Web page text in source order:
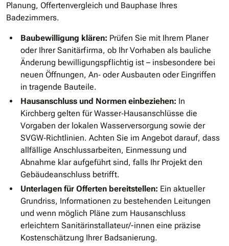
Planung, Offertenvergleich und Bauphase Ihres
Badezimmers.
Baubewilligung klären: Prüfen Sie mit Ihrem Planer
oder Ihrer Sanitärfirma, ob Ihr Vorhaben als bauliche
Änderung bewilligungspflichtig ist – insbesondere bei
neuen Öffnungen, An‐ oder Ausbauten oder Eingriffen
in tragende Bauteile.
Hausanschluss und Normen einbeziehen: In
Kirchberg gelten für Wasser‐Hausanschlüsse die
Vorgaben der lokalen Wasserversorgung sowie der
SVGW‐Richtlinien. Achten Sie im Angebot darauf, dass
allfällige Anschlussarbeiten, Einmessung und
Abnahme klar aufgeführt sind, falls Ihr Projekt den
Gebäudeanschluss betrifft.
Unterlagen für Offerten bereitstellen: Ein aktueller
Grundriss, Informationen zu bestehenden Leitungen
und wenn möglich Pläne zum Hausanschluss
erleichtern Sanitärinstallateur/-innen eine präzise
Kostenschätzung Ihrer Badsanierung.